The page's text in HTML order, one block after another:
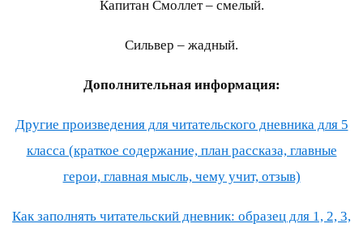
Капитан Смоллет – смелый.
Сильвер – жадный.
Дополнительная информация:
Другие произведения для читательского дневника для 5
класса (краткое содержание, план рассказа, главные
герои, главная мысль, чему учит, отзыв)
Как заполнять читательский дневник: образец для 1, 2, 3,